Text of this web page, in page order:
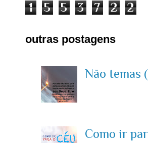
1 5 5 3 7 2 2
outras postagens
Não temas
Como ir